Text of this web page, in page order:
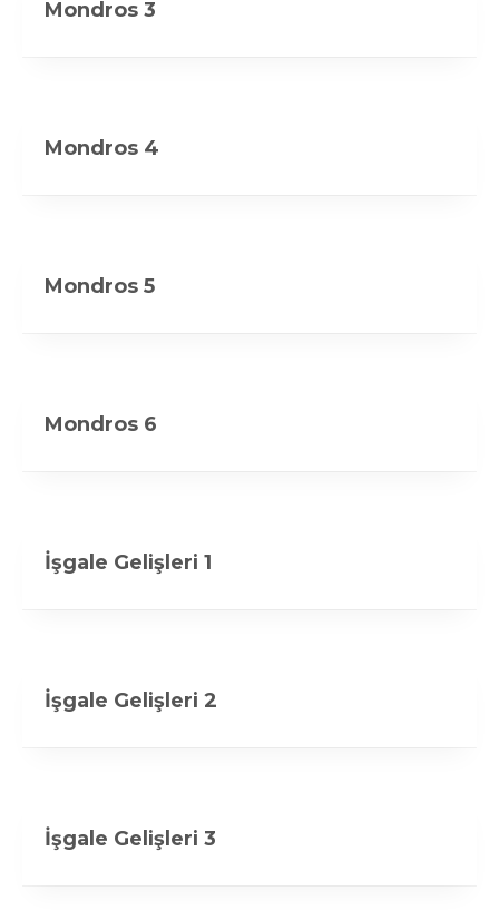
Mondros 3
Mondros 4
Mondros 5
Mondros 6
İşgale Gelişleri 1
İşgale Gelişleri 2
İşgale Gelişleri 3